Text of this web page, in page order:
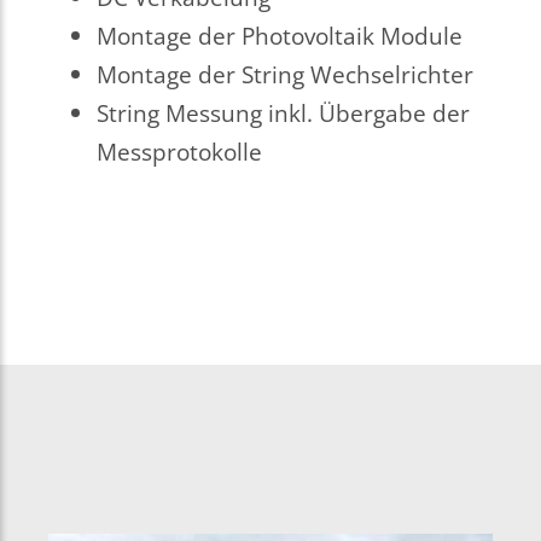
Montage der Photovoltaik Module
Montage der String Wechselrichter
String Messung inkl. Übergabe der
Messprotokolle